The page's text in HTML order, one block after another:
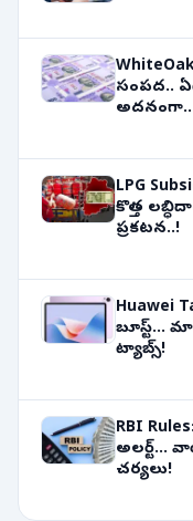
సంపద..
అదనంగా..
LPG
కొత్త
ప్రకటన..!
Huawei
బూస్ట్...
ట్యాబ్స్!
RBI
అలర్ట్...
చర్యలు!